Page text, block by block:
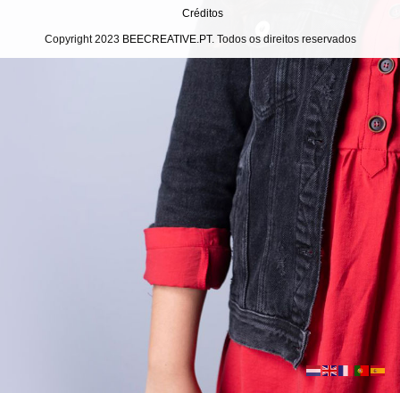
Copyright 2023 BEECREATIVE.PT. Todos os direitos reservados
Créditos